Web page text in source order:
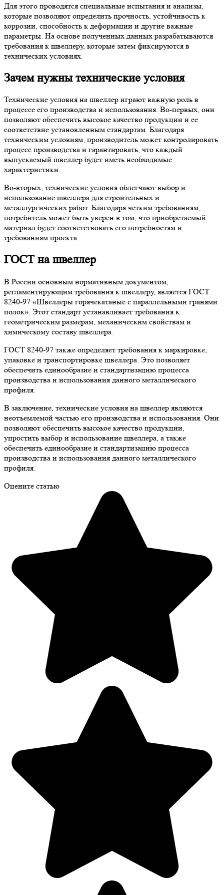
Для этого проводятся специальные испытания и анализы,
которые позволяют определить прочность, устойчивость к
коррозии, способность к деформации и другие важные
параметры. На основе полученных данных разрабатываются
требования к швеллеру, которые затем фиксируются в
технических условиях.
Зачем нужны технические условия
Технические условия на швеллер играют важную роль в
процессе его производства и использования. Во-первых, они
позволяют обеспечить высокое качество продукции и ее
соответствие установленным стандартам. Благодаря
техническим условиям, производитель может контролировать
процесс производства и гарантировать, что каждый
выпускаемый швеллер будет иметь необходимые
характеристики.
Во-вторых, технические условия облегчают выбор и
использование швеллера для строительных и
металлургических работ. Благодаря четким требованиям,
потребитель может быть уверен в том, что приобретаемый
материал будет соответствовать его потребностям и
требованиям проекта.
ГОСТ на швеллер
В России основным нормативным документом,
регламентирующим требования к швеллеру, является ГОСТ
8240-97 «Швеллеры горячекатаные с параллельными гранями
полок». Этот стандарт устанавливает требования к
геометрическим размерам, механическим свойствам и
химическому составу швеллера.
ГОСТ 8240-97 также определяет требования к маркировке,
упаковке и транспортировке швеллера. Это позволяет
обеспечить единообразие и стандартизацию процесса
производства и использования данного металлического
профиля.
В заключение, технические условия на швеллер являются
неотъемлемой частью его производства и использования. Они
позволяют обеспечить высокое качество продукции,
упростить выбор и использование швеллера, а также
обеспечить единообразие и стандартизацию процесса
производства и использования данного металлического
профиля.
Оцените статью